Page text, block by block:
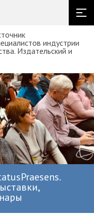
индустрии
Издательский и